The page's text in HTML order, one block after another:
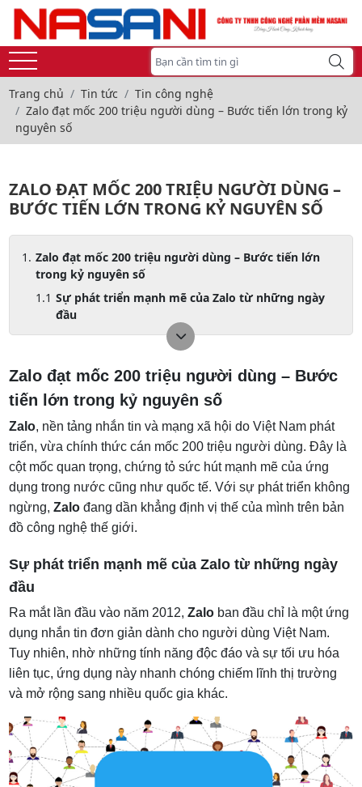
Trang chủ Tin tức
Tin công nghệ
Zalo đạt mốc 200 triệu người dùng – Bước tiến lớn trong kỷ
nguyên số
ZALO ĐẠT MỐC 200 TRIỆU NGƯỜI DÙNG –
BƯỚC TIẾN LỚN TRONG KỶ NGUYÊN SỐ
Zalo đạt mốc 200 triệu người dùng – Bước tiến lớn
trong kỷ nguyên số
Sự phát triển mạnh mẽ của Zalo từ những ngày
đầu
Những yếu tố giúp Zalo đạt 200 triệu người dùng
Hệ sinh thái đa dạng, phục vụ nhiều nhu cầu
Tối ưu hóa trải nghiệm người dùng
Định hướng phát triển toàn cầu
Zalo và cuộc đua với các nền tảng nhắn tin khác
Triển vọng của Zalo trong tương lai
Zalo đạt mốc 200 triệu người dùng – Bước
tiến lớn trong kỷ nguyên số
Zalo, nền tảng nhắn tin và mạng xã hội do Việt Nam phát
triển, vừa chính thức cán mốc 200 triệu người dùng. Đây là
cột mốc quan trọng, chứng tỏ sức hút mạnh mẽ của ứng
dụng trong nước cũng như quốc tế. Với sự phát triển không
ngừng,Zalo đang dần khẳng định vị thế của mình trên bản
đồ công nghệ thế giới.
Sự phát triển mạnh mẽ của Zalo từ những ngày
đầu
Ra mắt lần đầu vào năm 2012,Zalo ban đầu chỉ là một ứng
dụng nhắn tin đơn giản dành cho người dùng Việt Nam.
Tuy nhiên, nhờ những tính năng độc đáo và sự tối ưu hóa
liên tục, ứng dụng này nhanh chóng chiếm lĩnh thị trường
và mở rộng sang nhiều quốc gia khác.